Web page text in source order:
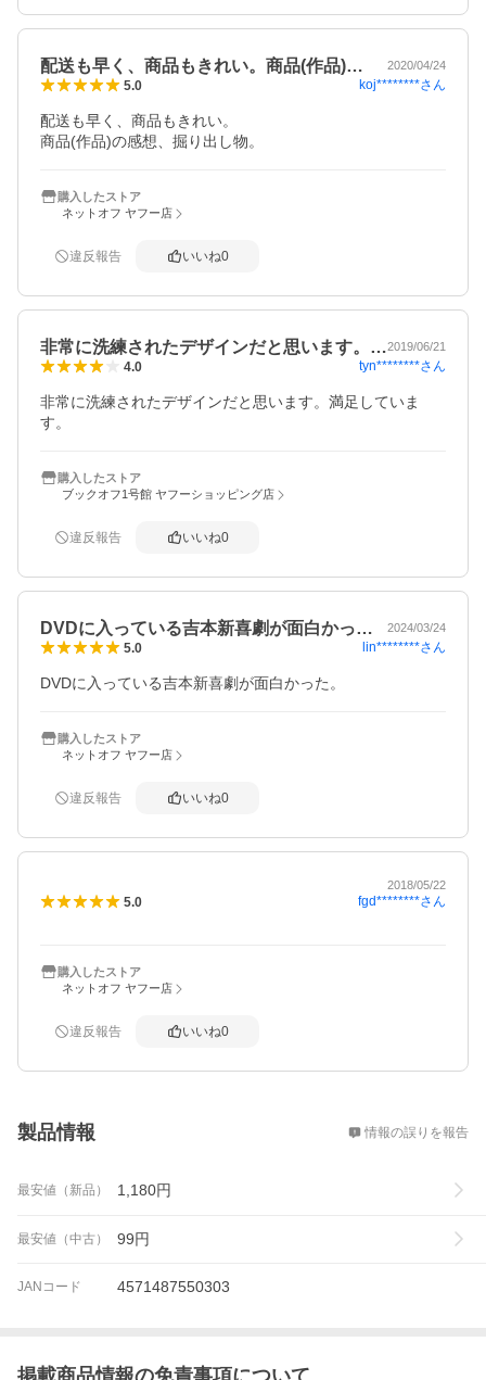
配送も早く、商品もきれい。商品(作品)… 2020/04/24
5.0 koj********さん
配送も早く、商品もきれい。
商品(作品)の感想、掘り出し物。
購入したストア
ネットオフ ヤフー店
違反報告 いいね0
非常に洗練されたデザインだと思います。…2019/06/21
4.0 tyn********さん
非常に洗練されたデザインだと思います。満足していま
す。
購入したストア
ブックオフ1号館 ヤフーショッピング店
違反報告 いいね0
DVDに入っている吉本新喜劇が面白かっ… 2024/03/24
5.0 lin********さん
DVDに入っている吉本新喜劇が面白かった。
購入したストア
ネットオフ ヤフー店
違反報告 いいね0
2018/05/22
5.0 fgd********さん
購入したストア
ネットオフ ヤフー店
違反報告 いいね0
製品情報 情報の誤りを報告
最安値（新品） 1,180円
最安値（中古） 99円
JANコード 4571487550303
掲載商品情報の免責事項について